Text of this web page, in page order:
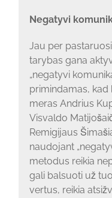
Negatyvi
Jau per
tarybas gana
„negatyvi
primindamas, kad
meras Andrius
Visvaldo
Remigijaus
naudojant
metodus reikia
gali balsuoti už
vertus, reikia